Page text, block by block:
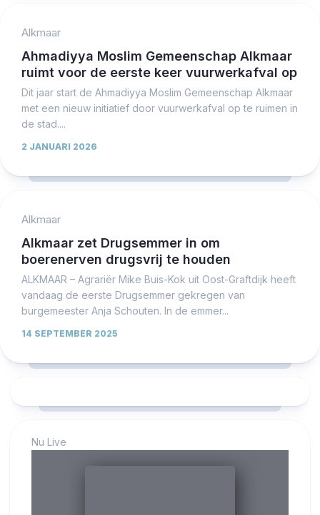
Alkmaar
Ahmadiyya Moslim Gemeenschap Alkmaar
ruimt voor de eerste keer vuurwerkafval op
Dit jaar start de Ahmadiyya Moslim Gemeenschap Alkmaar
met een nieuw initiatief door vuurwerkafval op te ruimen in
de stad....
2 JANUARI 2026
Alkmaar
Alkmaar zet Drugsemmer in om
boerenerven drugsvrij te houden
ALKMAAR – Agrariër Mike Buis-Kok uit Oost-Graftdijk heeft
vandaag de eerste Drugsemmer gekregen van
burgemeester Anja Schouten. In de emmer...
14 SEPTEMBER 2025
Nu Live